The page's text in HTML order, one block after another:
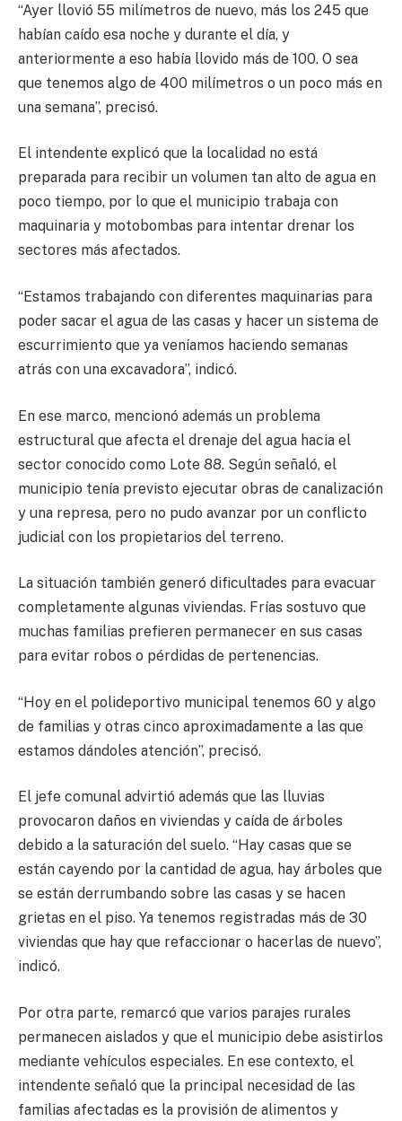
“Ayer llovió 55 milímetros de nuevo, más los 245 que
habían caído esa noche y durante el día, y
anteriormente a eso había llovido más de 100. O sea
que tenemos algo de 400 milímetros o un poco más en
una semana”, precisó.
El intendente explicó que la localidad no está
preparada para recibir un volumen tan alto de agua en
poco tiempo, por lo que el municipio trabaja con
maquinaria y motobombas para intentar drenar los
sectores más afectados.
“Estamos trabajando con diferentes maquinarias para
poder sacar el agua de las casas y hacer un sistema de
escurrimiento que ya veníamos haciendo semanas
atrás con una excavadora”, indicó.
En ese marco, mencionó además un problema
estructural que afecta el drenaje del agua hacia el
sector conocido como Lote 88. Según señaló, el
municipio tenía previsto ejecutar obras de canalización
y una represa, pero no pudo avanzar por un conflicto
judicial con los propietarios del terreno.
La situación también generó dificultades para evacuar
completamente algunas viviendas. Frías sostuvo que
muchas familias prefieren permanecer en sus casas
para evitar robos o pérdidas de pertenencias.
“Hoy en el polideportivo municipal tenemos 60 y algo
de familias y otras cinco aproximadamente a las que
estamos dándoles atención”, precisó.
El jefe comunal advirtió además que las lluvias
provocaron daños en viviendas y caída de árboles
debido a la saturación del suelo. “Hay casas que se
están cayendo por la cantidad de agua, hay árboles que
se están derrumbando sobre las casas y se hacen
grietas en el piso. Ya tenemos registradas más de 30
viviendas que hay que refaccionar o hacerlas de nuevo”,
indicó.
Por otra parte, remarcó que varios parajes rurales
permanecen aislados y que el municipio debe asistirlos
mediante vehículos especiales. En ese contexto, el
intendente señaló que la principal necesidad de las
familias afectadas es la provisión de alimentos y